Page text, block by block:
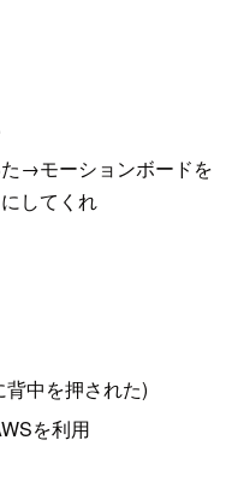
→モーションボードを
してくれ
中を押された)
を利用